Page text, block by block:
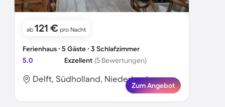
ab 121 € pro Nacht
Ferienhaus ∙ 5 Gäste ∙ 3 Schlafzimmer
5.0
Exzellent (5 Bewertungen)
Delft, Südholland, Niederlande
Zum Angebot